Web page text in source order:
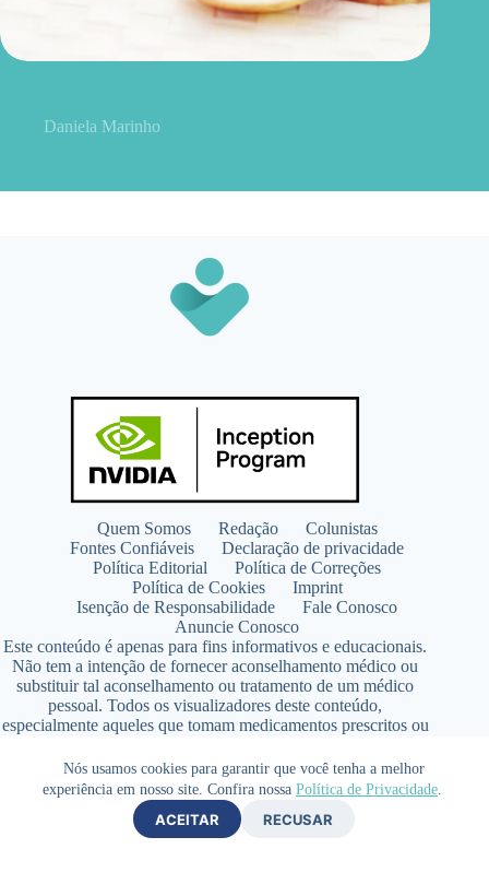
Nós usamos cookies para garantir que você tenha a melhor
experiência em nosso site. Confira nossa Política de Privacidade.
ACEITAR RECUSAR
Daniela Marinho
Quem Somos Redação
Colunistas
Fontes Confiáveis
Declaração de privacidade
Política Editorial
Política de Correções
Política de Cookies
Imprint
Isenção de Responsabilidade
Fale Conosco
Anuncie Conosco
Este conteúdo é apenas para fins informativos e educacionais.
Não tem a intenção de fornecer aconselhamento médico ou
substituir tal aconselhamento ou tratamento de um médico
pessoal. Todos os visualizadores deste conteúdo,
especialmente aqueles que tomam medicamentos prescritos ou
qualquer programa de nutrição, suplementação ou estilo de
vida.
Copyright © 2026 - SaúdeLAB.com pertence ao grupo
VKCF Soluções Digitais Ltda - CNPJ n° 43.726.917/0001-80